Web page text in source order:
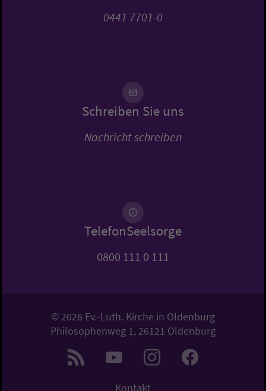
0441 7701-0
Schreiben Sie uns
Nachricht schreiben
TelefonSeelsorge
0800 111 0 111
© 2026 Ev.-Luth. Kirche in Oldenburg
Philosophenweg 1, 26121 Oldenburg
Kontakt